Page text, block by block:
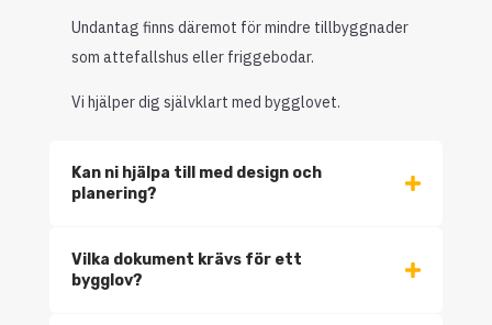
Undantag finns däremot för mindre tillbyggnader
som attefallshus eller friggebodar.
Vi hjälper dig självklart med bygglovet.
Kan ni hjälpa till med design och
planering?
Vilka dokument krävs för ett
bygglov?